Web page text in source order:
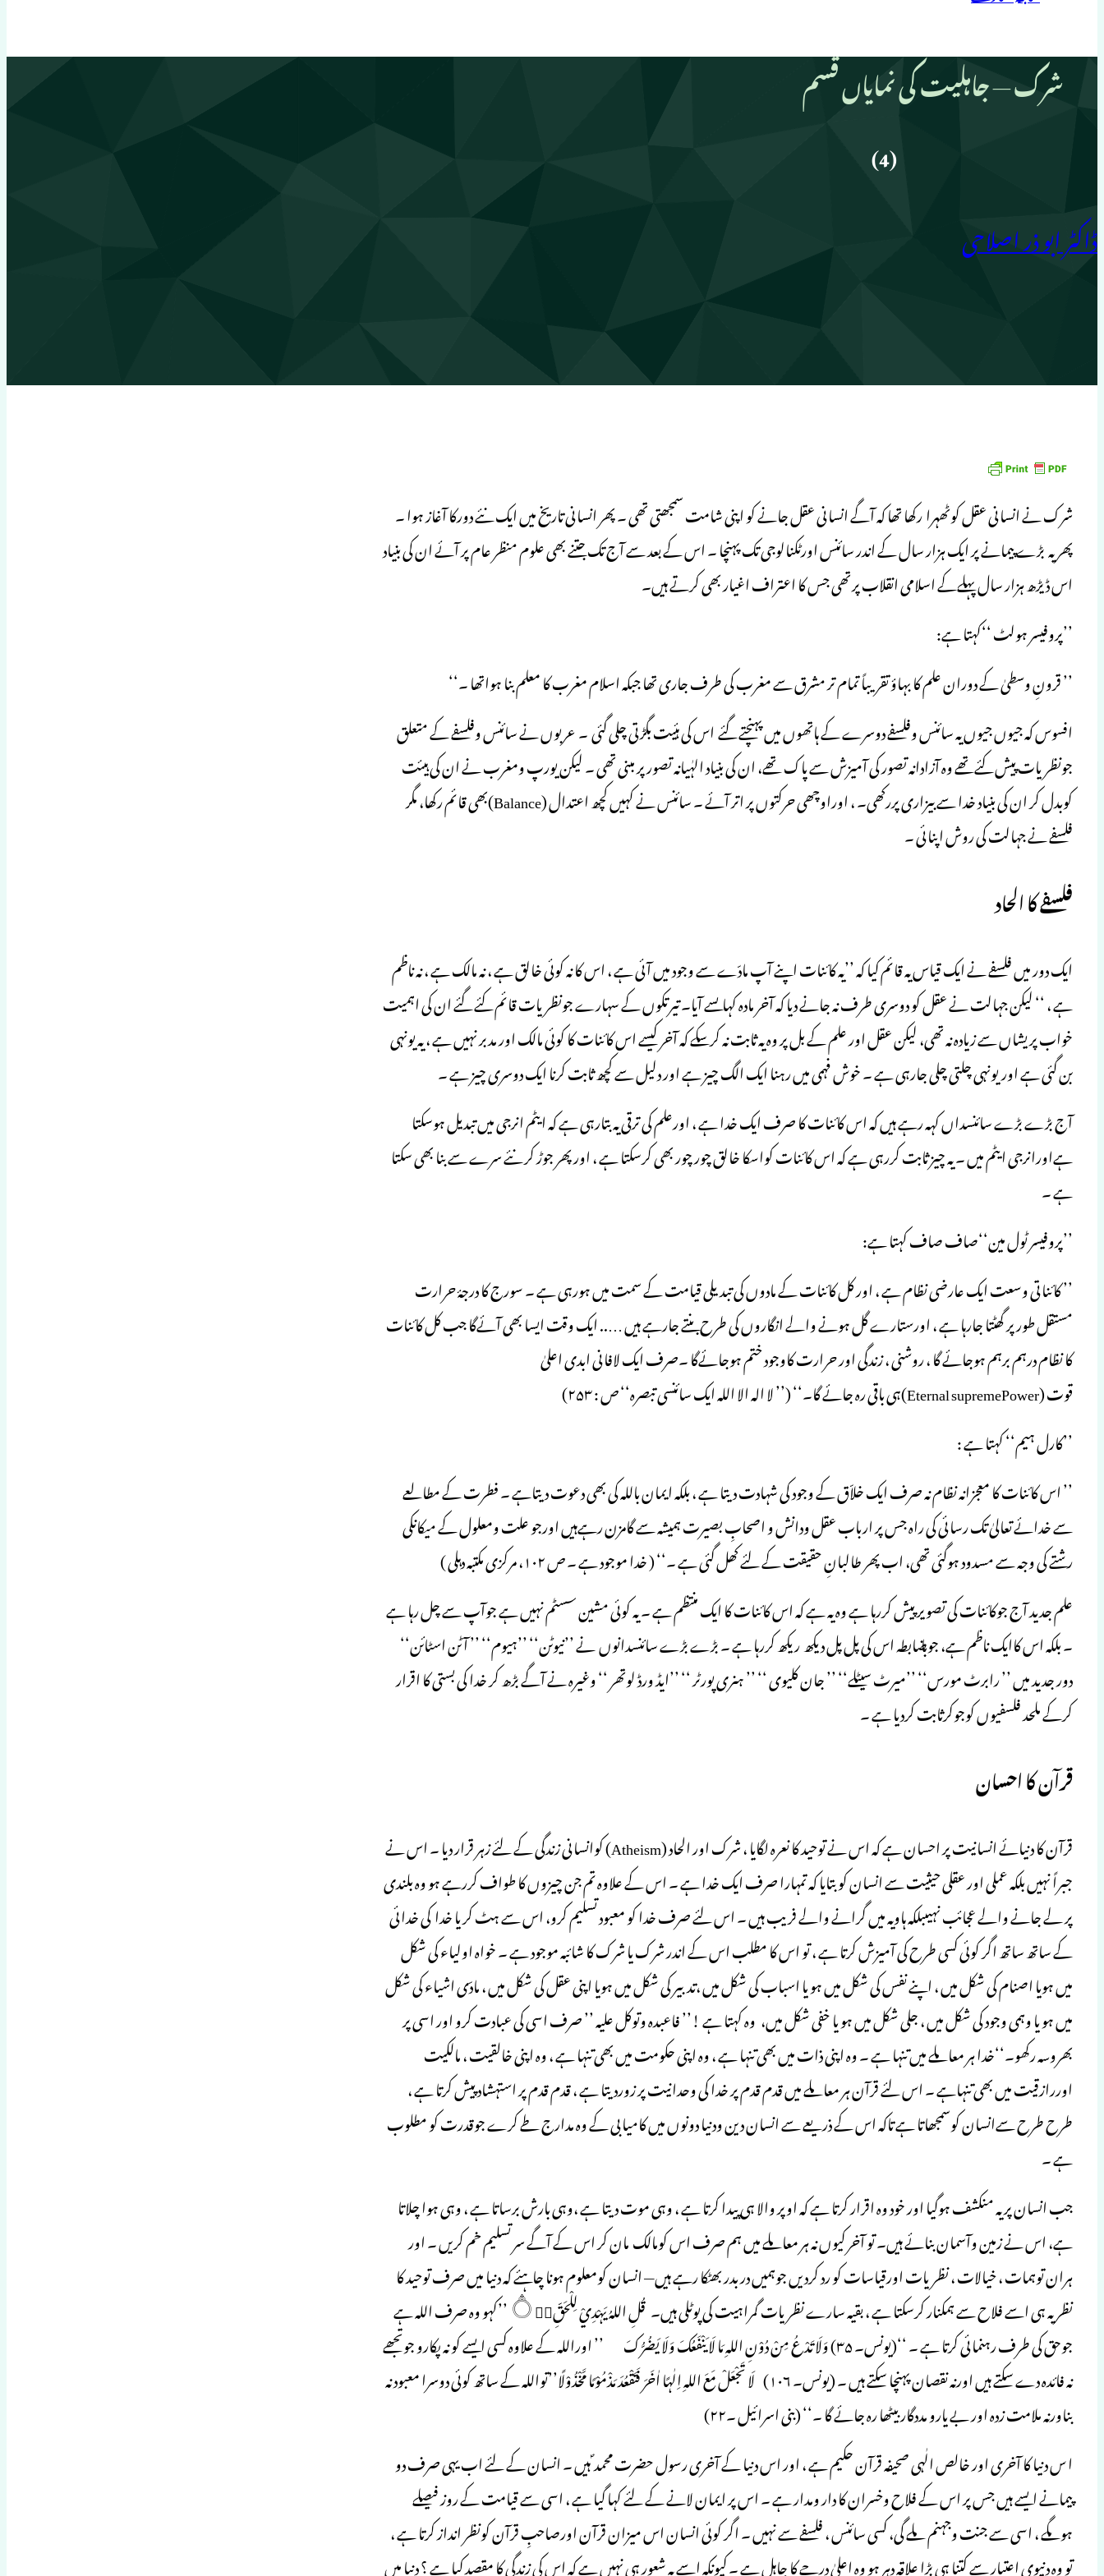
شرک — جاہلیت کی نمایاں قسم
(4)
ڈاکٹر ابو ذر اصلاحی
شرک نے انسانی عقل کوٹھہرا رکھا تھا کہ آگے انسانی عقل جانے کو اپنی شامت سمجھتی تھی ۔ پھر انسانی تاریخ میں ایک نئے دورکا آغاز ہوا ۔
پھر یہ بڑے پیمانے پر ایک ہزار سال کے اندر سائنس اورٹکنالوجی تک پہنچا ۔ اس کے بعد سے آج تک جتنے بھی علوم منظر عام پر آئے ان کی بنیاد
اس ڈیڑھ ہزار سال پہلےکے اسلامی انقلاب پرتھی جس کا اعتراف اغیار بھی کرتے ہیں۔
’’پروفیسر ہولٹ ‘‘کہتا ہے:
’’ قرونِ وسطیٰ کے دوران علم کا بہاؤ تقریباً تمام تر مشرق سے مغرب کی طرف جاری تھا جبکہ اسلام مغرب کا معلم بنا ہواتھا ۔‘‘
افسوس کہ جیوں جیوں یہ سائنس وفلسفے دوسرے کے ہاتھوں میں پہنچتے گئے اس کی ہئیت بگڑتی چلی گئی ۔ عربوں نے سائنس وفلسفے کے متعلق
جونظریات پیش کئےتھے وہ آزادانہ تصور کی آمیزش سے پاک تھے، ان کی بنیاد الہٰیانہ تصور پر مبنی تھی ۔ لیکن یورپ ومغرب نے ان کی ہیئت
کوبدل کر ان کی بنیاد خدا سے بیزاری پررکھی۔ ، اوراوچھی حرکتوں پر اتر آئے ۔ سائنس نے کہیں کچھ اعتدال (Balance)بھی قائم رکھا، مگر
فلسفے نے جہالت کی روش اپنائی ۔
فلسفے کا الحاد
ایک دور میں فلسفے نے ایک قیاس یہ قائم کیا کہ ’’یہ کائنات اپنے آپ مادّے سے وجود میں آئی ہے ، اس کا نہ کوئی خالق ہے ، نہ مالک ہے ، نہ ناظم
ہے ، ‘‘ لیکن جہالت نے عقل کو دوسری طرف نہ جانے دیا کہ آخر مادہ کہاںسے آیا۔ تیرتکوں کے سہارے جونظریات قائم کئے گئے ان کی اہمیت
خواب پریشاں سے زیادہ نہ تھی، لیکن عقل اور علم کے بل پر وہ یہ ثابت نہ کرسکے کہ آخر کیسے اس کائنات کا کوئی مالک اور مدبر نہیں ہے ، یہ یونہی
بن گئی ہے اوریونہی چلتی چلی جارہی ہے ۔ خوش فہمی میں رہنا ایک الگ چیز ہے اور دلیل سے کچھ ثابت کرنا ایک دوسری چیز ہے ۔
آج بڑے بڑے سائنسداں کہہ رہے ہیں کہ اس کائنات کا صرف ایک خدا ہے ، اورعلم کی ترقی یہ بتارہی ہے کہ ایٹم انرجی میں تبدیل ہوسکتا
ہےاورانرجی ایٹم میں ۔ یہ چیز ثابت کررہی ہے کہ اس کائنات کواسکا خالق چور چور بھی کرسکتا ہے ، اور پھر جوڑ کر نئے سرے سے بنا بھی سکتا
ہے ۔
’’پروفیسر ٹول مین‘‘صاف صاف کہتا ہے:
’’ کائناتی وسعت ایک عارضی نظام ہے ، اور کل کائنات کے مادوں کی تبدیلی قیامت کے سمت میں ہورہی ہے ۔ سورج کا درجۂ حرارت
مستقل طور پر گھٹتا جارہا ہے ، اورستارے گل ہونے والے انگاروں کی طرح بنتے جارہے ہیں ….. ایک وقت ایسا بھی آئےگا جب کل کائنات
کا نظام درہم برہم ہوجائے گا ، روشنی ، زندگی اور حرارت کاوجود ختم ہوجائےگا ۔صرف ایک لافانی ابدی اعلیٰ
قوت (Eternal supremePower)ہی باقی رہ جائے گا۔‘‘ (’’ لا الہ الا اللہ ایک سائنسی تبصرہ‘‘ ص : ۲۵۳)
’’کارل ہیم‘‘ کہتا ہے :
’’ اس کائنات کا معجزانہ نظام نہ صرف ایک خلاّق کے وجود کی شہادت دیتا ہے ، بلکہ ایمان باللہ کی بھی دعوت دیتاہے ۔ فطرت کے مطالعے
سے خدائے تعالیٰ تک رسائی کی راہ جس پر ارباب عقل ودانش و اصحابِ بصیرت ہمیشہ سے گامزن رہےہیں اورجو علت ومعلول کے میکانکی
رشتے کی وجہ سے مسدود ہوگئی تھی، اب پھر طالبانِ حقیقت کے لئے کھل گئی ہے ۔‘‘ ( خدا موجود ہے ۔ ص ۱۰۲، مرکزی مکتبہ دہلی )
علم جدید آج جوکائنات کی تصویر پیش کررہا ہے وہ یہ ہے کہ اس کائنات کا ایک منتظم ہے ۔ یہ کوئی مشین سسٹم نہیں ہے جوآپ سے چل رہا ہے
۔ بلکہ اس کاایک ناظم ہے، جوباـضابطہ اس کی پل پل دیکھ ریکھ کررہا ہے ۔ بڑے بڑے سائنسدانوں نے ’’نیوٹن‘‘ ’’ہیوم‘‘ ’’ آٹن اسٹائن‘‘
دور جدید میں ’’ رابرٹ مورس‘‘ ’’میرٹ سیٹلے‘‘ ’’ جان کلیوی ‘‘ ’’ ہنری پورٹر ‘‘ ’’ایڈ ورڈ لوتھر ‘‘ وغیرہ نے آگے بڑھ کر خدا کی بستی کا اقرار
کرکے ملحد فلسفیوں کوجوکرثابت کردیا ہے ۔
قرآن کا احسان
قرآن کا دنیائے انسانیت پر احسان ہے کہ اس نے توحید کا نعرہ لگایا ، شرک اور الحاد (Atheism) کوانسانی زندگی کے لئے زہر قرار دیا ۔ اس نے
جبراً نہیں بلکہ عملی اور عقلی حیثیت سے انسان کوبتایا کہ تمہارا صرف ایک خدا ہے ۔ اس کے علاوہ تم جن چیزوں کا طواف کررہے ہو وہ بلندی
پر لے جانے والے عجائب نہیںبلکہ ہاویہ میں گرانے والے فریب ہیں ۔ اس لئے صرف خدا کو معبود تسلیم کرو، اس سے ہٹ کر یا خدا کی خدائی
کے ساتھ ساتھ اگر کوئی کسی طرح کی آمیزش کرتا ہے ، تو اس کا مطلب اس کے اندر شرک یا شرک کا شائبہ موجود ہے ۔ خواہ اولیاء کی شکل
میں ہویا اصنام کی شکل میں ، اپنے نفس کی شکل میں ہو یا اسباب کی شکل میں ،تدبیر کی شکل میں ہویا اپنی عقل کی شکل میں ، مادّی اشیاء کی شکل
میں ہو یا وہمی وجود کی شکل میں ، جلی شکل میں ہو یا خفی شکل میں، وہ کہتا ہے !’’ فاعبدہ وتوکل علیہ ’’ صرف اسی کی عبادت کرو اور اسی پر
بھروسہ رکھو۔‘‘خدا ہر معاملے میں تنہا ہے ۔ وہ اپنی ذات میں بھی تنہا ہے ، وہ اپنی حکومت میں بھی تنہا ہے ، وہ اپنی خالقیت ، مالکیت
اوررازقیت میں بھی تنہاہے ۔ اس لئے قرآن ہر معاملے میں قدم قدم پر خدا کی وحدانیت پر زوردیتا ہے ، قدم قدم پر استہشاد پیش کرتا ہے ،
طرح طرح سےانسان کوسمجھاتا ہے تاکہ اس کے ذریعے سے انسان دین ودنیا دونوں میں کامیابی کے وہ مدارج طے کرے جوقدرت کو مطلوب
ہے ۔
جب انسان پر یہ منکشف ہوگیا اور خود وہ اقرار کرتا ہے کہ اوپر والا ہی پیدا کرتا ہے ، وہی موت دیتا ہے ،وہی بارش برساتا ہے ، وہی ہوا چلاتا
ہے، اس نے زمین وآسمان بنائے ہیں۔ تو آخر کیوں نہ ہر معاملے میں ہم صرف اس کومالک مان کر اس کے آگے سر تسلیم خم کریں ۔ اور
ہران توہمات ، خیالات ، نظریات اورقیاسات کو رد کردیں جوہمیں در بدر بھٹکا رہے ہیں— انسان کومعلوم ہونا چاہئے کہ دنیا میں صرف توحید کا
نظر یہ ہی اسے فلاح سے ہمکنار کرسکتا ہے ، بقیہ سارے نظریات گمراہیت کی پوٹلی ہیں۔ قُلِ اللہُ يَہْدِيْ لِلْحَقِّ۝۰ۭ ’’کہو وہ صرف اللہ ہے
جوحق کی طرف رہنمائی کرتا ہے ۔ ‘‘(یونس۔ ۳۵) وَلَا تَدْعُ مِنْ دُوْنِ اللہِ مَا لَا يَنْفَعُكَ وَلَا يَضُرُّكَ ’’ اوراللہ کے علاوہ کسی ایسے کو نہ پکارو جوتجھے
نہ فائدہ دے سکتے ہیں اورنہ نقصان پہنچا سکتے ہیں ۔ (یونس۔ ۱۰۶) لَا تَجْعَلْ مَعَ اللہِ اِلٰـہًا اٰخَرَ فَتَقْعُدَ مَذْمُوْمًا مَّخْذُوْلًا’’تواللہ کے ساتھ کوئی دوسرا معبود نہ
بناورنہ ملامت زدہ اور بے یارو مددگار بیٹھا رہ جائے گا ۔‘‘ (بنی اسرائیل ۔۲۲)
ا س دنیا کا آخری اور خالص الٰہی صحیفہ قرآن حکیم ہے ، اور اس دنیا کے آخری رسول حضرت محمد ؐ ہیں ۔ انسان کے لئے اب یہی صرف دو
پیمانے ایسے ہیں جس پر اس کے فلاح وخسران کا دار ومدار ہے ۔ اس پر ایمان لانے کے لئے کہا گیا ہے ، اسی سے قیامت کے روز فیصلے
ہوںگے ، اسی سے جنت وجہنم ملے گی، کسی سائنس ، فلسفے سے نہیں ۔ اگر کوئی انسان اس میزان قرآن اورصاحبِ قرآن کونظر انداز کرتا ہے ،
تو وہ دنیوی اعتبار سے کتنا ہی بڑا علاقہ دہر ہو وہ اعلیٰ درجے کا جاہل ہے ۔ کیونکہ اسے یہ شعور ہی نہیں ہے کہ اس کی زندگی کا مقصد کیا ہے ؟ دنیا میں